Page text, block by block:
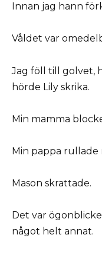
Innan jag hann
Våldet var
Jag föll till golvet,
hörde Lily skrika.
Min mamma
Min pappa rullade
Mason skrattade.
Det var
något helt annat.